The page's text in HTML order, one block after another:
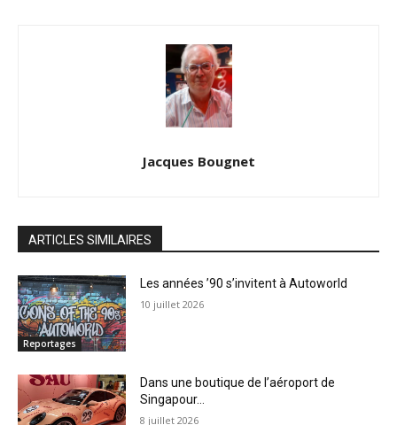
Jacques Bougnet
ARTICLES SIMILAIRES
Reportages
Les années ’90 s’invitent à Autoworld
10 juillet 2026
Dans une boutique de l’aéroport de
Singapour…
8 juillet 2026